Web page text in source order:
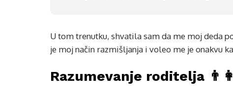
U tom trenutku, shvatila sam da me moj deda
je moj način razmišljanja i voleo me je onakvu
Razumevanje roditelja